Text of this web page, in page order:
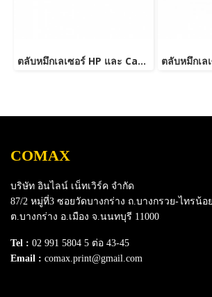
ตลับหมึกเลเซอร์ HP และ Canon รุ่น CF279A JUMBO
COMAX
บริษัท อินไลน์ เน็ทเวิร์ค จำกัด
87/2 หมู่ที่3 ซอยวัดบางกร่าง ถ.บางกรวย-ไทรน้อย
ต.บางกร่าง อ.เมือง จ.นนทบุรี 11000
Tel : 02 991 5804 5 ต่อ 43-45
Email : comax.print@gmail.com